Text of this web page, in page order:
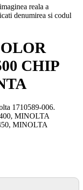
reala a
denumirea si codul
CHIP
1710589-006.
MINOLTA
MINOLTA